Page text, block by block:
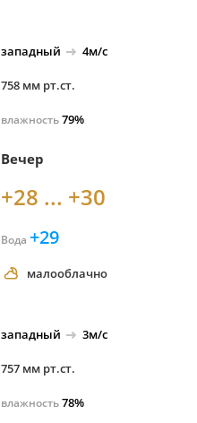
западный 4м/с
758 мм рт.ст.
влажность79%
Вечер
+28 ... +30
Вода +29
малооблачно
западный 3м/с
757 мм рт.ст.
влажность78%